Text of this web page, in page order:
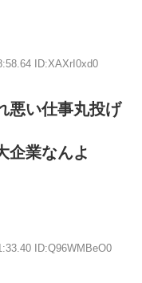
ID:XAXrI0xd0
悪い仕事丸投げ
企業なんよ
ID:Q96WMBeO0